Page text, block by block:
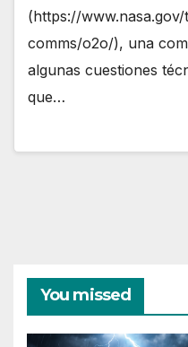
(https://
comms/o2o/), una
algunas cuestiones
que…
You missed